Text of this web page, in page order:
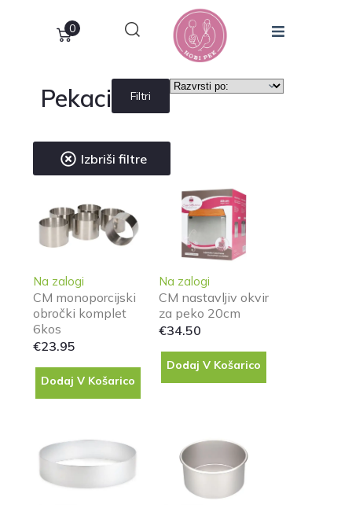
0
Pekaci Filtri
Izbriši filtre
Na zalogi
CM monoporcijski
obročki komplet
6kos
€23.95
Dodaj V Košarico
Na zalogi
CM nastavljiv okvir
za peko 20cm
€34.50
Dodaj V Košarico